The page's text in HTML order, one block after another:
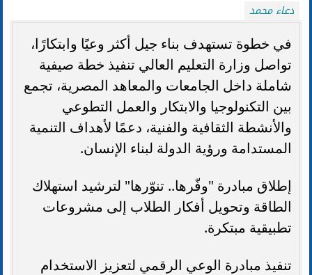
دعاء محمد
في خطوة تستهدف بناء جيل أكثر وعيًا وابتكارًا،
تواصل وزارة التعليم العالي تنفيذ خطة صيفية
شاملة داخل الجامعات والمعاهد المصرية، تجمع
بين التكنولوجيا والابتكار والعمل التطوعي
والأنشطة الثقافية والفنية، دعمًا لأهداف التنمية
المستدامة ورؤية الدولة لبناء الإنسان.
إطلاق مبادرة "وفّرها.. تنوّرها" لترشيد استهلاك
الطاقة وتحويل أفكار الطلاب إلى مشروعات
تطبيقية مبتكرة.
تنفيذ مبادرة الوعي الرقمي لتعزيز الاستخدام